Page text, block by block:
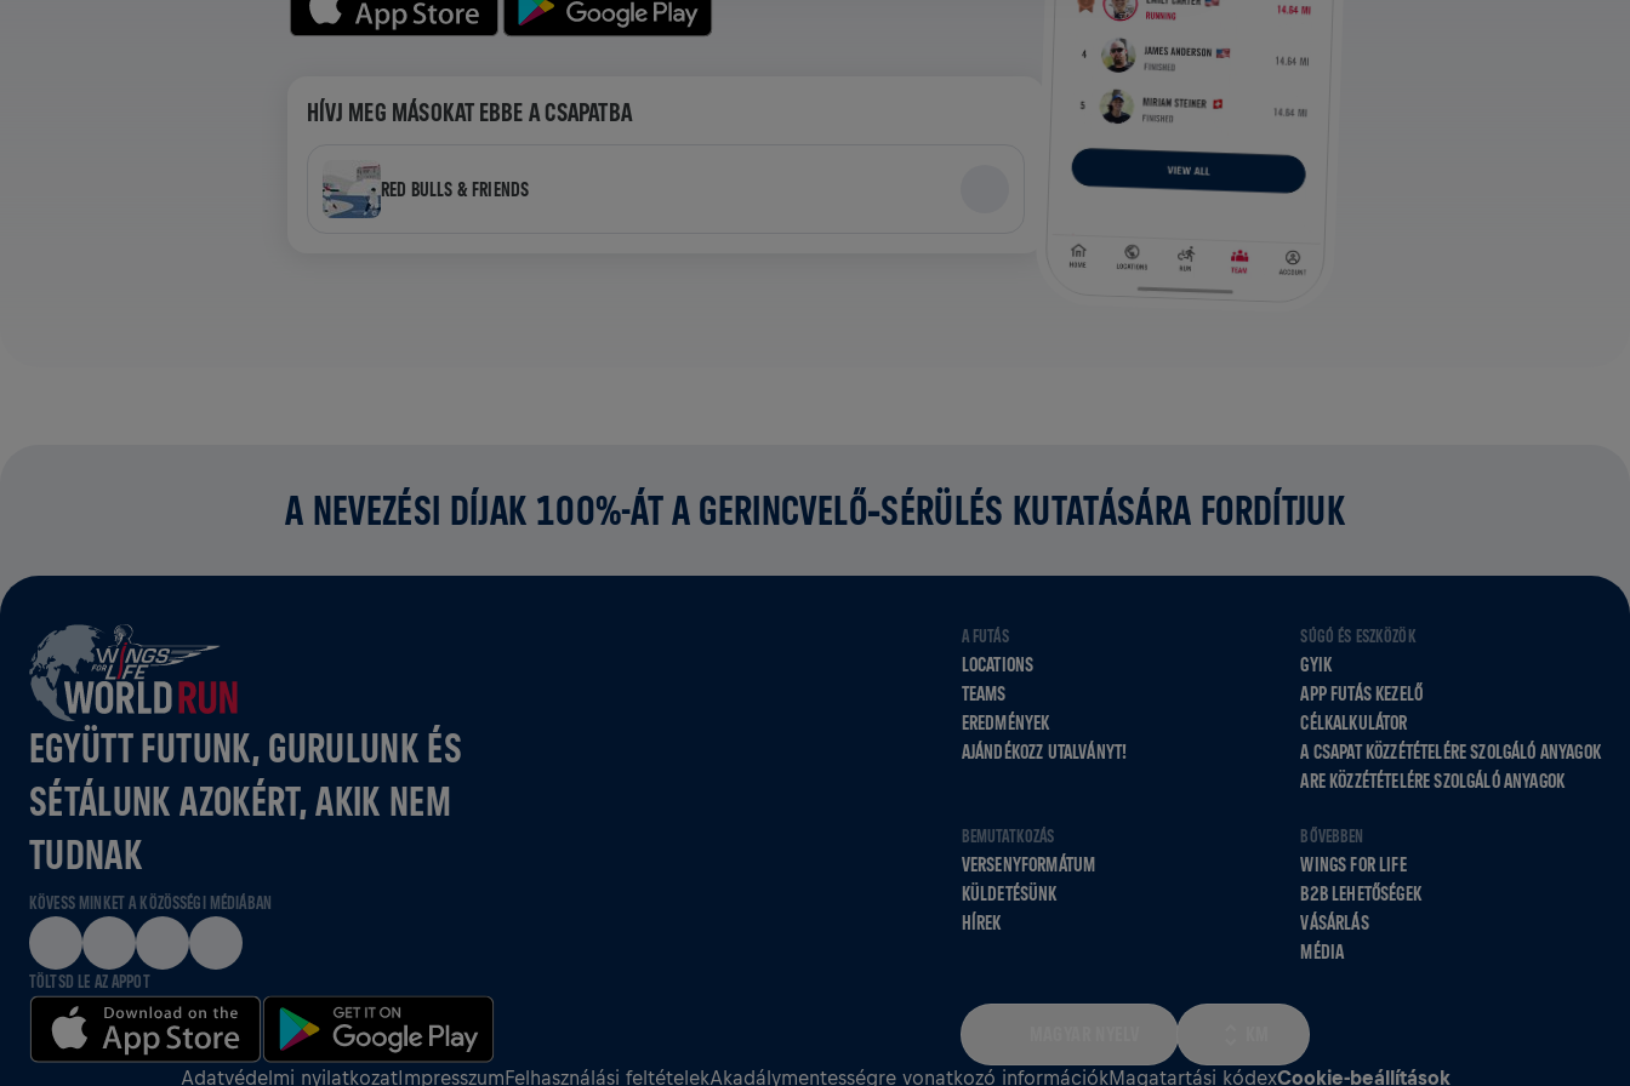
HÍVJ MEG MÁSOKAT EBBE A CSAPATBA
RED BULLS & FRIENDS
A NEVEZÉSI DÍJAK 100%-ÁT A GERINCVELŐ‑SÉRÜLÉS KUTATÁSÁRA FORDÍTJUK
EGYÜTT FUTUNK, GURULUNK ÉS
SÉTÁLUNK AZOKÉRT, AKIK NEM
TUDNAK
KÖVESS MINKET A KÖZÖSSÉGI MÉDIÁBAN
TÖLTSD LE AZ APPOT
A FUTÁS
LOCATIONS
TEAMS
EREDMÉNYEK
AJÁNDÉKOZZ UTALVÁNYT!
SÚGÓ ÉS ESZKÖZÖK
GYIK
APP FUTÁS KEZELŐ
CÉLKALKULÁTOR
A CSAPAT KÖZZÉTÉTELÉRE SZOLGÁLÓ ANYAGOK
ARE KÖZZÉTÉTELÉRE SZOLGÁLÓ ANYAGOK
BEMUTATKOZÁS
VERSENYFORMÁTUM
KÜLDETÉSÜNK
HÍREK
BŐVEBBEN
WINGS FOR LIFE
B2B LEHETŐSÉGEK
VÁSÁRLÁS
MÉDIA
Adatvédelmi nyilatkozatImpresszumFelhasználási feltételekAkadálymentességre vonatkozó információkMagatartási kódexCookie‑beállítások